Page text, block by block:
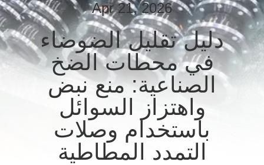
جولة
في
المعمل
Apr 21, 2026
دليل تقليل الضوضاء
في محطات الضخ
الصناعية: منع نبض
واهتزاز السوائل
باستخدام وصلات
التمدد المطاطية